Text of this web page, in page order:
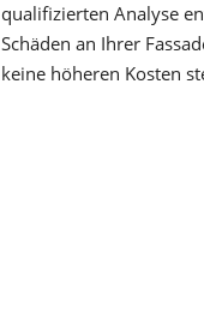
qualifizierten Analyse
Schäden an Ihrer
keine höheren Kosten